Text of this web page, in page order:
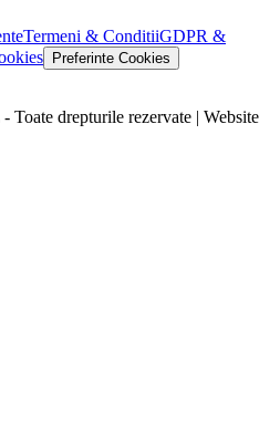
Termeni & ConditiiGDPR &
Preferinte Cookies
Toate drepturile rezervate | Website